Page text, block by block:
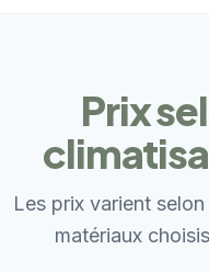
Prix
Les prix varient
matériaux